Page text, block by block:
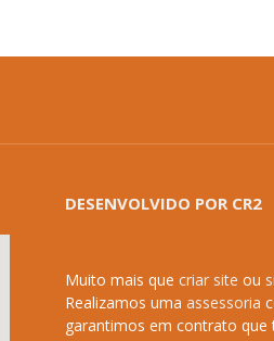
DESENVOLVIDO POR CR2
Muito mais que criar site ou
Realizamos uma assessoria
garantimos em contrato que